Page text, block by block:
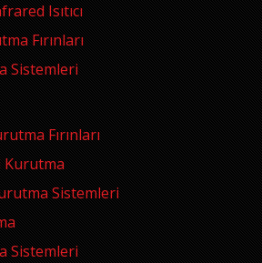
Isıtıcı
Fırınları
Sistemleri
Fırınları
Kurutma
Sistemleri
Sistemleri